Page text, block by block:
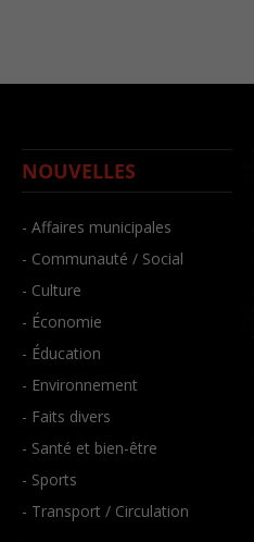
NOUVELLES
- Affaires municipales
- Communauté / Social
- Culture
- Économie
- Éducation
- Environnement
- Faits divers
- Santé et bien-être
- Sports
- Transport / Circulation